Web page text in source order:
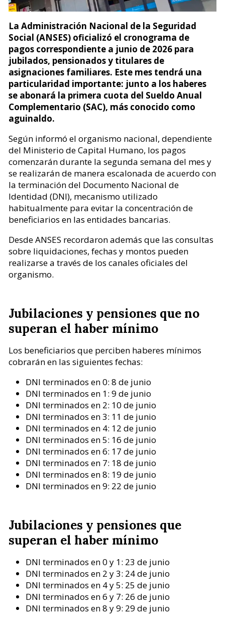
La Administración Nacional de la Seguridad
Social (ANSES) oficializó el cronograma de
pagos correspondiente a junio de 2026 para
jubilados, pensionados y titulares de
asignaciones familiares. Este mes tendrá una
particularidad importante: junto a los haberes
se abonará la primera cuota del Sueldo Anual
Complementario (SAC), más conocido como
aguinaldo.
Según informó el organismo nacional, dependiente
del Ministerio de Capital Humano, los pagos
comenzarán durante la segunda semana del mes y
se realizarán de manera escalonada de acuerdo con
la terminación del Documento Nacional de
Identidad (DNI), mecanismo utilizado
habitualmente para evitar la concentración de
beneficiarios en las entidades bancarias.
Desde ANSES recordaron además que las consultas
sobre liquidaciones, fechas y montos pueden
realizarse a través de los canales oficiales del
organismo.
Jubilaciones y pensiones que no
superan el haber mínimo
Los beneficiarios que perciben haberes mínimos
cobrarán en las siguientes fechas:
DNI terminados en 0: 8 de junio
DNI terminados en 1: 9 de junio
DNI terminados en 2: 10 de junio
DNI terminados en 3: 11 de junio
DNI terminados en 4: 12 de junio
DNI terminados en 5: 16 de junio
DNI terminados en 6: 17 de junio
DNI terminados en 7: 18 de junio
DNI terminados en 8: 19 de junio
DNI terminados en 9: 22 de junio
Jubilaciones y pensiones que
superan el haber mínimo
DNI terminados en 0 y 1: 23 de junio
DNI terminados en 2 y 3: 24 de junio
DNI terminados en 4 y 5: 25 de junio
DNI terminados en 6 y 7: 26 de junio
DNI terminados en 8 y 9: 29 de junio